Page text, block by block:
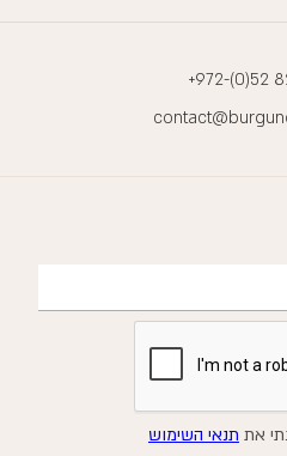
+972-(0)52
את תנאי השימוש